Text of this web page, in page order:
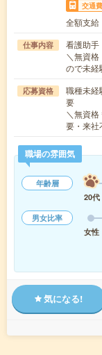
交通費
全額支給
仕事内容
看護助手
＼無資
ので未
応募資格
職種未経
要
＼無資
要・来
職場の雰囲気
年齢層
20代
男女比率
女性
気になる!